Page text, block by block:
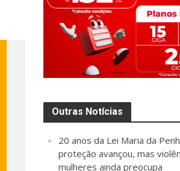
Outras Notícias
20 anos da Lei Maria da
proteção avançou, mas
mulheres ainda preocupa